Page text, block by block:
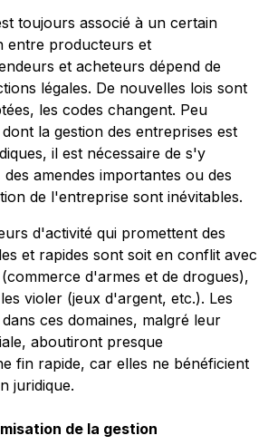
toujours associé à un certain
entre producteurs et
et acheteurs dépend de
légales. De nouvelles lois sont
les codes changent. Peu
la gestion des entreprises est
il est nécessaire de s'y
amendes importantes ou des
de l'entreprise sont inévitables.
d'activité qui promettent des
et rapides sont soit en conflit avec
d'armes et de drogues),
violer (jeux d'argent, etc.). Les
ces domaines, malgré leur
aboutiront presque
fin rapide, car elles ne bénéficient
juridique.
de la gestion